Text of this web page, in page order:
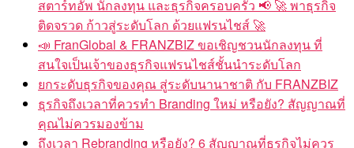
สตาร์ทอัพ นักลงทุน และธุรกิจครอบครัว 📢 🚀 พาธุรกิจ
ติดจรวด ก้าวสู่ระดับโลก ด้วยแฟรนไชส์ 🚀
📣 FranGlobal & FRANZBIZ ขอเชิญชวนนักลงทุน ที่
สนใจเป็นเจ้าของธุรกิจแฟรนไชส์ชั้นนำระดับโลก
ยกระดับธุรกิจของคุณ สู่ระดับนานาชาติ กับ FRANZBIZ
ธุรกิจถึงเวลาที่ควรทำ Branding ใหม่ หรือยัง? สัญญาณที่
คุณไม่ควรมองข้าม
ถึงเวลา Rebranding หรือยัง? 6 สัญญาณที่ธุรกิจไม่ควร